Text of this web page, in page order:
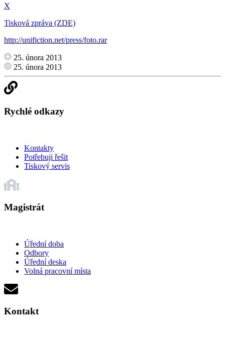
X
Tisková zpráva (ZDE)
http://unifiction.net/press/foto.rar
25. února 2013
25. února 2013
Rychlé odkazy
Kontakty
Potřebuji řešit
Tiskový servis
Magistrát
Úřední doba
Odbory
Úřední deska
Volná pracovní místa
Kontakt